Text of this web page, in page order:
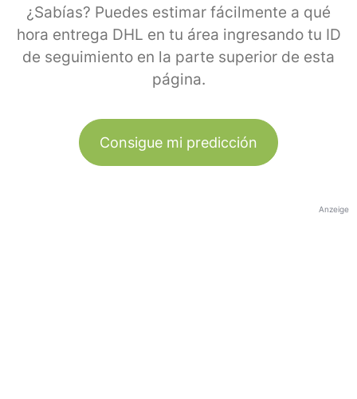
¿Sabías? Puedes estimar fácilmente a qué
hora entrega DHL en tu área ingresando tu ID
de seguimiento en la parte superior de esta
página.
Consigue mi predicción
Anzeige